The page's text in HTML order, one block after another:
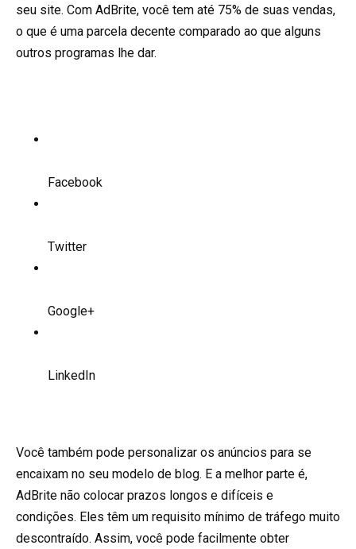
seu site. Com AdBrite, você tem até 75% de suas vendas,
o que é uma parcela decente comparado ao que alguns
outros programas lhe dar.
Facebook
Twitter
Google+
LinkedIn
Você também pode personalizar os anúncios para se
encaixam no seu modelo de blog. E a melhor parte é,
AdBrite não colocar prazos longos e difíceis e
condições. Eles têm um requisito mínimo de tráfego muito
descontraído. Assim, você pode facilmente obter